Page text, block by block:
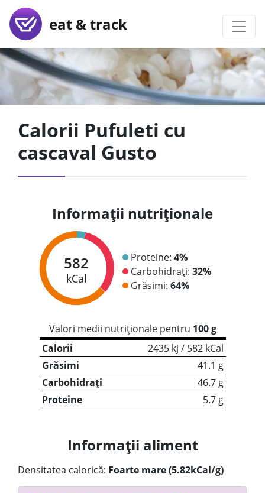
eat & track
Calorii Pufuleti cu
cascaval Gusto
Informații nutriționale
582
kCal
Proteine: 4%
Carbohidrați: 32%
Grăsimi: 64%
Valori medii nutriționale pentru 100 g
Calorii
2435 kj / 582 kCal
Grăsimi
41.1 g
Carbohidrați
46.7 g
Proteine
5.7 g
Informații aliment
Densitatea calorică: Foarte mare (5.82kCal/g)